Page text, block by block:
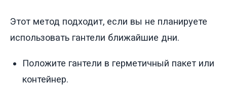
Этот метод подходит, если вы не планируете
использовать гантели ближайшие дни.
Положите гантели в герметичный пакет или
контейнер.